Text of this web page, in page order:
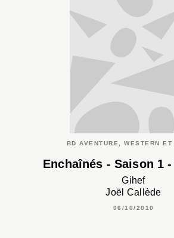
BD AVENTURE, WESTERN ET
Enchaînés - Saison 1 -
Gihef
Joël Callède
06/10/2010